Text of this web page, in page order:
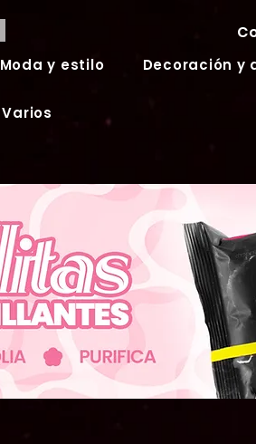
Moda y estilo Decoración y
Varios